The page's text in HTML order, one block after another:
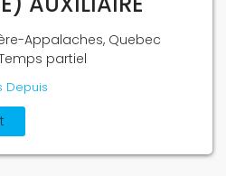
Appalaches, Quebec
partiel
Depuis